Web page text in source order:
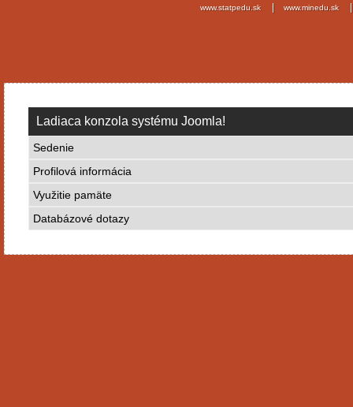
www.statpedu.sk www.minedu.sk
Ladiaca konzola systému Joomla!
Sedenie
Profilová informácia
Využitie pamäte
Databázové dotazy